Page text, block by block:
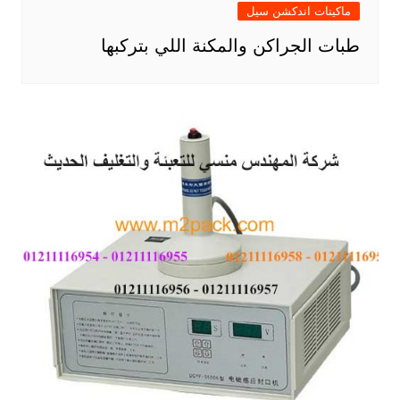
ماكينات اندكشن سيل
طبات الجراكن والمكنة اللي بتركبها